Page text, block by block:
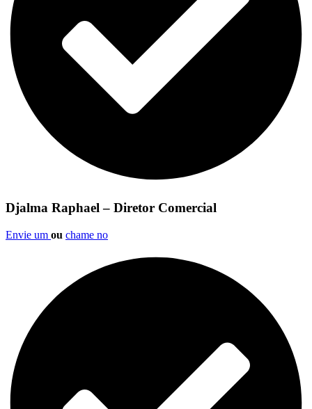
Djalma Raphael – Diretor Comercial
Envie um ou chame no